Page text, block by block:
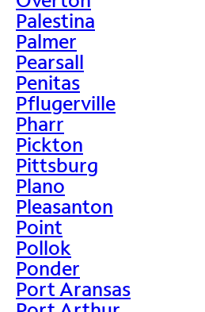
Palestina
Palmer
Pearsall
Penitas
Pflugerville
Pharr
Pickton
Pittsburg
Plano
Pleasanton
Point
Pollok
Ponder
Port Aransas